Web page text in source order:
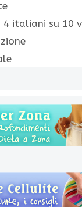
4 italiani su 10